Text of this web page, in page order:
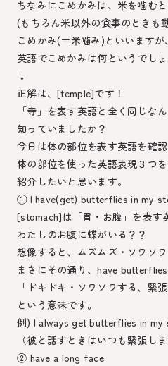
ちなみにこめかみは、米を噛む
(もちろん米以外の食事のときも
こめかみ(＝米噛み)といいますが、
英語でこめかみは何というでし
↓
正解は、[temple]です！
「寺」を表す英語と全く同じなん
知っていましたか？
今日は体の部位を表す英語を確認
体の部位を使った英語表現３つを
紹介したいと思います。
① I have(get) butterflies in my
[stomach]は「胃・お腹」を表す
わたしのお腹に蝶がいる？？
想像すると、ムズムズ・ソワソワ
まさにその通り、have
「ドキドキ・ソワソワする、緊張
という意味です。
例) I always get butterflies in my
（彼と話すときはいつも緊張しま
② have a long face